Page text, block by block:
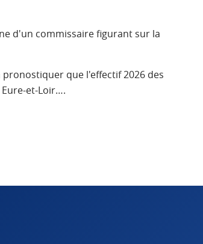
d'un commissaire figurant sur la
que l'effectif 2026 des
et-Loir….